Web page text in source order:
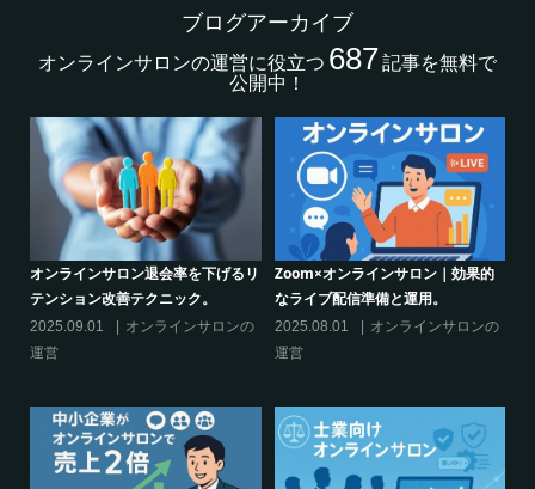
ブログアーカイブ
オンラインサロンの運営に役立つ 687記事を無料で
公開中！
シリーズ連載【運営者のお悩み解
決】ココがポイント！リスキリング
サロン運営必須3箇条
2025.03.27
オンラインサロンでの”学び”がこれ
からのリスキリングを先導すると言
えるこれだけの”理由”
2025.02.27